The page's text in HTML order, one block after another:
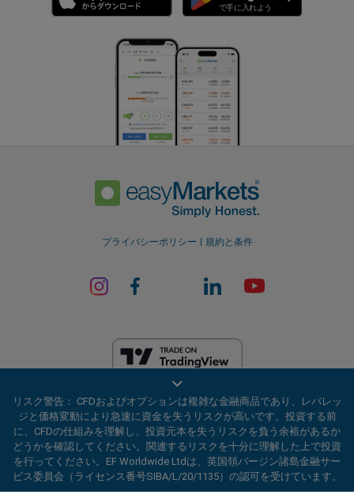
プライバシーポリシー 規約と条件
EF Worldwide Ltdは、英領バージン諸島の金融サービス委員会（ライセ
ンス番号SIBA/L/20/1135）から認可を受けています。 easyMarketsは、
EF Worldwide Ltd（登録番号：2031075）の商号です。このウェブサイ
トは、EF Worldwide Limited（Blue Capital Markets Group傘下）によっ
て運営されています。このウェブサイトは、日本およびインドの居住者
を対象としていません。
制限地域：EF Worldwide Ltdは、アメリカ合衆国、イスラエル、ブリテ
リスク警告： CFDおよびオプションは複雑な金融商品であり、レバレッ
ジと価格変動により急速に資金を失うリスクが高いです。投資する前
に、CFDの仕組みを理解し、投資元本を失うリスクを負う余裕があるか
どうかを確認してください。関連するリスクを十分に理解した上で投資
を行ってください。EF Worldwide Ltdは、英国領バージン諸島金融サー
ビス委員会（ライセンス番号SIBA/L/20/1135）の認可を受けています。